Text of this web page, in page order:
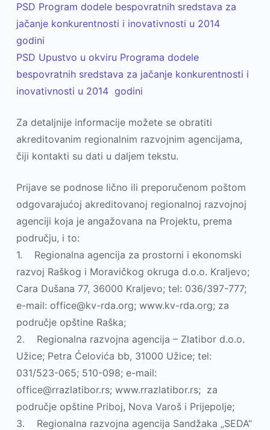
PSD Program dodele bespovratnih sredstava za
jačanje konkurentnosti i inovativnosti u 2014
godini
PSD Upustvo u okviru Programa dodele
bespovratnih sredstava za jačanje konkurentnosti i
inovativnosti u 2014 godini
Za detalјnije informacije možete se obratiti
akreditovanim regionalnim razvojnim agencijama,
čiji kontakti su dati u dalјem tekstu.
Prijave se podnose lično ili preporučenom poštom
odgovarajućoj akreditovanoj regionalnoj razvojnoj
agenciji koja je angažovana na Projektu, prema
području, i to:
1. Regionalna agencija za prostorni i ekonomski
razvoj Raškog i Moravičkog okruga d.o.o. Kralјevo;
Cara Dušana 77, 36000 Kralјevo; tel: 036/397-777;
e-mail: office@kv-rda.org; www.kv-rda.org; za
područje opštine Raška;
2. Regionalna razvojna agencija – Zlatibor d.o.o.
Užice; Petra Ćelovića bb, 31000 Užice; tel:
031/523-065; 510-098; e-mail:
office@rrazlatibor.rs; www.rrazlatibor.rs; za
područje opštine Priboj, Nova Varoš i Prijepolјe;
3. Regionalna razvojna agencija Sandžaka „SEDA“